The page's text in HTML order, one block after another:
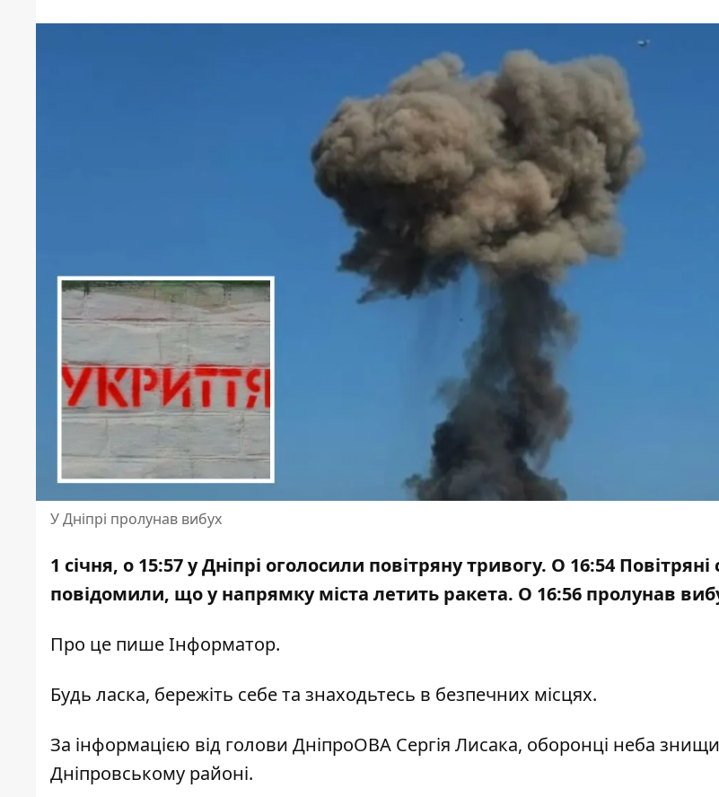
У Дніпрі пролунав вибух
1 січня, о 15:57 у Дніпрі оголосили повітряну тривогу. О 16:54 Повітряні
повідомили, що у напрямку міста летить ракета. О 16:56 пролунав
Про це пише Інформатор.
Будь ласка, бережіть себе та знаходьтесь в безпечних місцях.
За інформацією від голови ДніпроОВА Сергія Лисака, оборонці неба
Дніпровському районі.